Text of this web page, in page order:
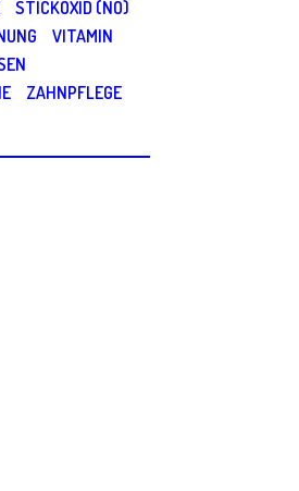
STICKOXID (NO)
VITAMIN
ZAHNPFLEGE